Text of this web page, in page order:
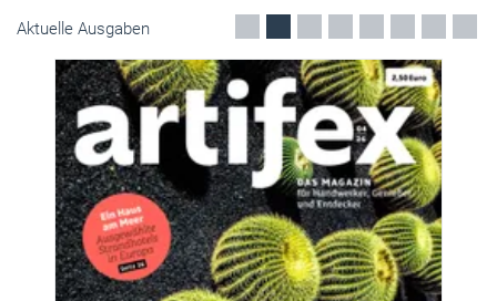
Aktuelle Ausgaben